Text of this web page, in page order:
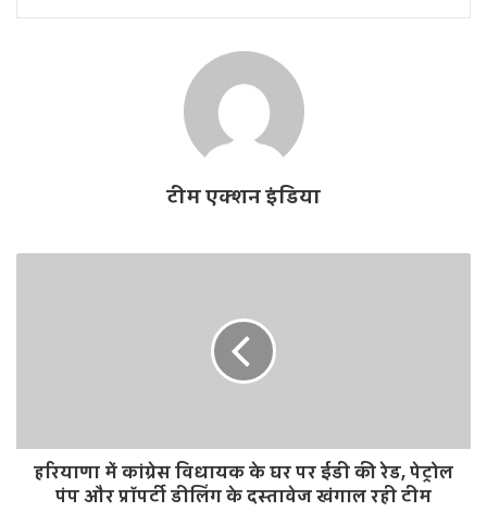
टीम एक्शन इंडिया
हरियाणा में कांग्रेस विधायक के घर पर ईडी की रेड, पेट्रोल
पंप और प्रॉपर्टी डीलिंग के दस्तावेज खंगाल रही टीम